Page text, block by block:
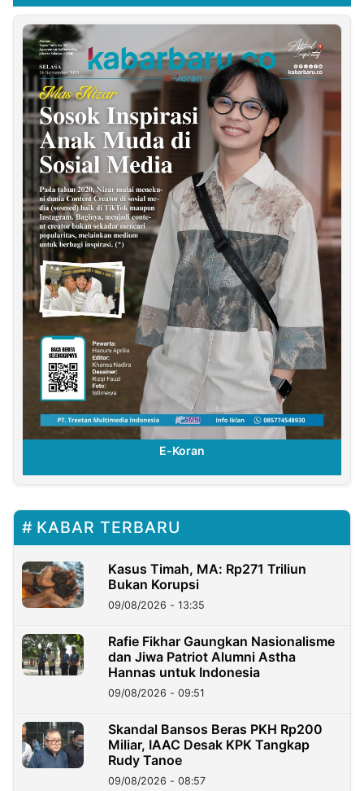
E-Koran
KABAR TERBARU
Kasus Timah, MA: Rp271 Triliun
Bukan Korupsi
09/08/2026 - 13:35
Rafie Fikhar Gaungkan Nasionalisme
dan Jiwa Patriot Alumni Astha
Hannas untuk Indonesia
09/08/2026 - 09:51
Skandal Bansos Beras PKH Rp200
Miliar, IAAC Desak KPK Tangkap
Rudy Tanoe
09/08/2026 - 08:57